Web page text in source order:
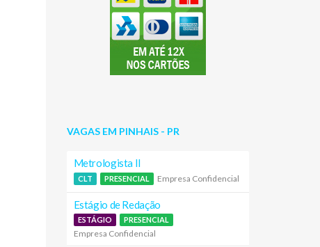
VAGAS EM PINHAIS - PR
Metrologista II
CLT PRESENCIAL Empresa Confidencial
Estágio de Redação
ESTÁGIO PRESENCIAL
Empresa Confidencial